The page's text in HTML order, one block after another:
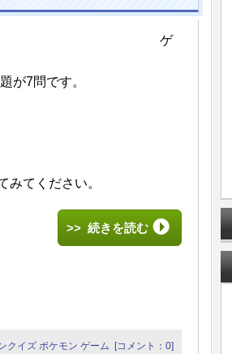
ゲ
が7問です。
みてください。
>> 続きを読む
クイズ ポケモン ゲーム [コメント：0]